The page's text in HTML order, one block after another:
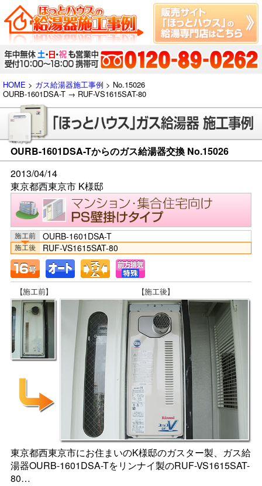
HOME > ガス給湯器施工事例 > No.15026
OURB-1601DSA-T → RUF-VS1615SAT-80
OURB-1601DSA-Tからのガス給湯器交換 No.15026
2013/04/14
東京都西東京市 K様邸
OURB-1601DSA-T
RUF-VS1615SAT-80
東京都西東京市にお住まいのK様邸のガスター製、ガス給
湯器OURB-1601DSA-Tをリンナイ製のRUF-VS1615SAT-
80…